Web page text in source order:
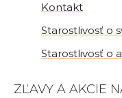
Kontakt
Starostlivosť o
Starostlivosť o
ZĽAVY A AKCIE